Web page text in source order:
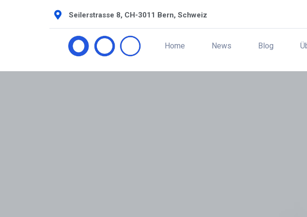
Seilerstrasse 8, CH-3011 Bern, Schweiz
Home News Blog